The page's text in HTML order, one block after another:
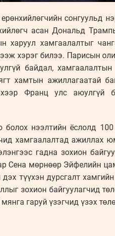
сонгуульд
асан Дональд
хамгаалалтыг
хэрэг билээ. Парисын
байдал,
хамтын ажиллагаатай
Франц улс аюулгүй
нээлтийн ёслолд
хамгаалалтад
гадна зохион
Сена мөрнөөр Эйфелийн
түүхэн дурсгалт
зохион байгуулагчид
гаруй үзэгчид үзэх